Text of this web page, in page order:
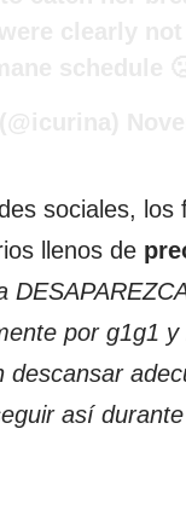
sociales,
llenos de
por g1g1
descansar
así